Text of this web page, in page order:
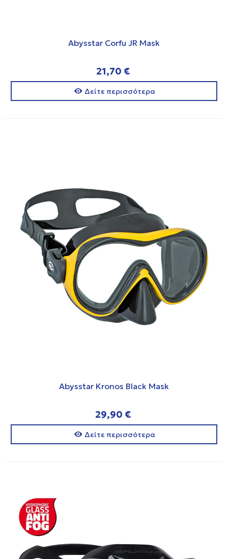
Abysstar Corfu JR Mask
21,70 €
Δείτε περισσότερα
Abysstar Kronos Black Mask
29,90 €
Δείτε περισσότερα